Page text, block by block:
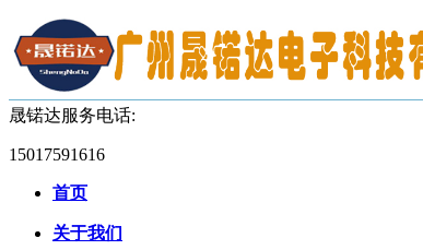
晟锘达服务电话:
15017591616
首页
关于我们